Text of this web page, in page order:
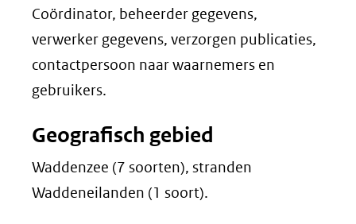
Coördinator, beheerder gegevens,
verwerker gegevens, verzorgen publicaties,
contactpersoon naar waarnemers en
gebruikers.
Geografisch gebied
Waddenzee (7 soorten), stranden
Waddeneilanden (1 soort).